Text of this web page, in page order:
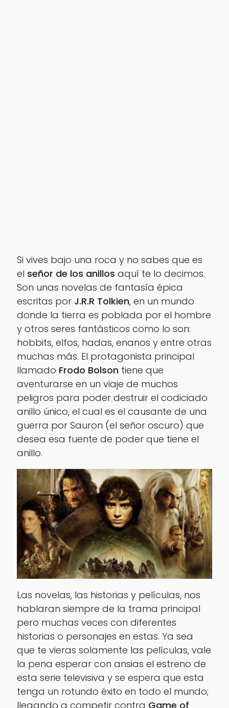
Si vives bajo una roca y no sabes que es
el señor de los anillos aquí te lo decimos.
Son unas novelas de fantasía épica
escritas por J.R.R Tolkien, en un mundo
donde la tierra es poblada por el hombre
y otros seres fantásticos como lo son:
hobbits, elfos, hadas, enanos y entre otras
muchas más. El protagonista principal
llamado Frodo Bolson tiene que
aventurarse en un viaje de muchos
peligros para poder destruir el codiciado
anillo único, el cual es el causante de una
guerra por Sauron (el señor oscuro) que
desea esa fuente de poder que tiene el
anillo.
Las novelas, las historias y películas, nos
hablaran siempre de la trama principal
pero muchas veces con diferentes
historias o personajes en estas. Ya sea
que te vieras solamente las películas, vale
la pena esperar con ansias el estreno de
esta serie televisiva y se espera que esta
tenga un rotundo éxito en todo el mundo;
llegando a competir contra Game of